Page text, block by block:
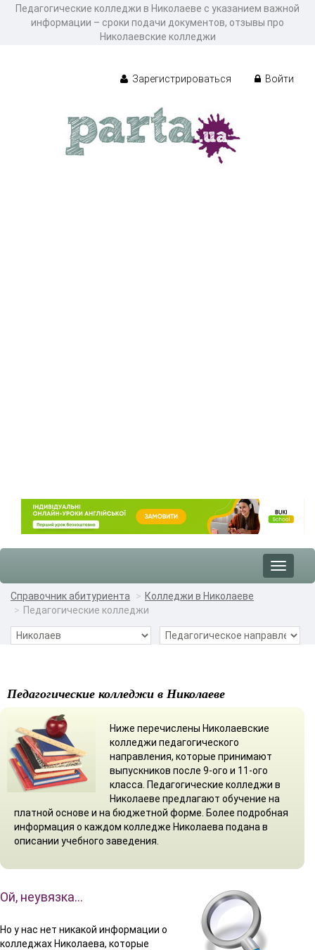
Педагогические колледжи в Николаеве с указанием важной
информации – сроки подачи документов, отзывы про
Николаевские колледжи
Зарегистрироваться Войти
Toggle
Справочник абитуриента
Колледжи в Николаеве
Педагогические колледжи
Педагогические колледжи в Николаеве
Ниже перечислены Николаевские
колледжи педагогического
направления, которые принимают
выпускников после 9-ого и 11-ого
класса. Педагогические колледжи в
Николаеве предлагают обучение на
платной основе и на бюджетной форме. Более подробная
информация о каждом колледже Николаева подана в
описании учебного заведения.
Ой, неувязка…
Но у нас нет никакой информации о
колледжах Николаева, которые